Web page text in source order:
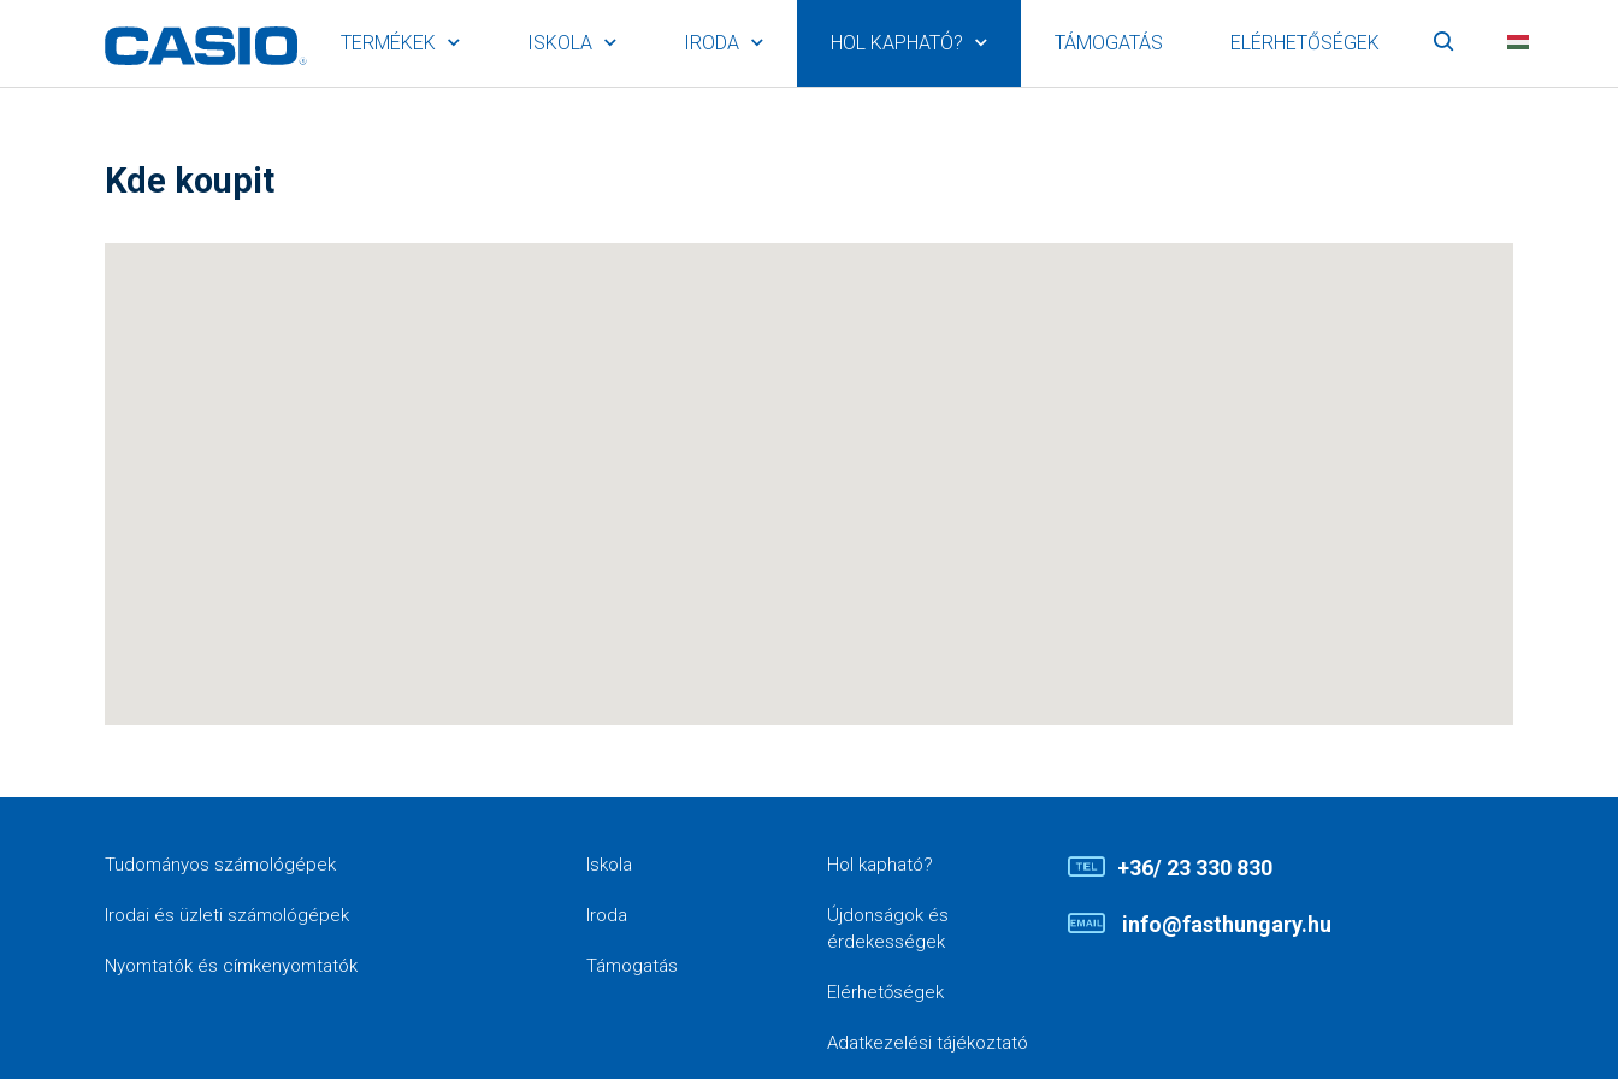
TERMÉKEK ISKOLA IRODA HOL KAPHATÓ? TÁMOGATÁS ELÉRHETŐSÉGEK Keresés
Kde koupit
Tudományos számológépek
Irodai és üzleti számológépek
Nyomtatók és címkenyomtatók
Iskola
Iroda
Támogatás
Hol kapható?
Újdonságok és
érdekességek
Elérhetőségek
Adatkezelési tájékoztató
+36/ 23 330 830
info@fasthungary.hu